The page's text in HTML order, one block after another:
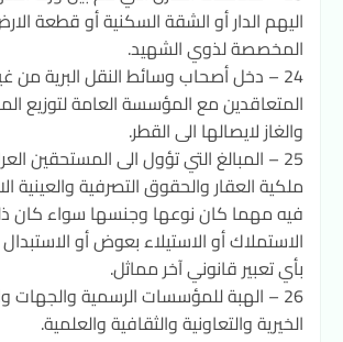
اليهم الدار أو الشقة السكنية أو قطعة
المخصصة لذوي الشهيد.
24 – دخل أصحاب وسائط النقل البرية من
المتعاقدين مع المؤسسة العامة لتوزيع
والغاز لايصالها الى القطر.
25 – المبالغ التي تؤول الى المستحقين
ملكية العقار والحقوق التصرفية والعينية
فيه مهما كان نوعها وجنسها سواء كان
الاستملاك أو الاستيلاء بعوض أو
بأي تعبير قانوني آخر مماثل.
26 – الهبة للمؤسسات الرسمية والجهات
الخيرية والتعاونية والثقافية والعلمية.